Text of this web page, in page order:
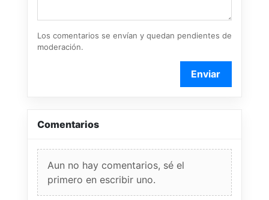
Los comentarios se envían y quedan pendientes de
moderación.
Enviar
Comentarios
Aun no hay comentarios, sé el
primero en escribir uno.